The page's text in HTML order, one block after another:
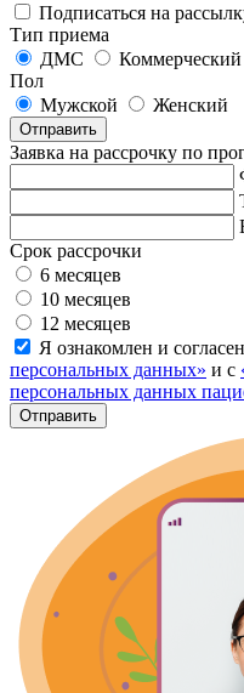
Подписаться на
Тип приема
ДМС
Коммерческий
Пол
Мужской
Женский
Отправить
Заявка на рассрочку по
Срок рассрочки
6 месяцев
10 месяцев
12 месяцев
Я ознакомлен и
персональных данных» и с
персональных данных
Отправить